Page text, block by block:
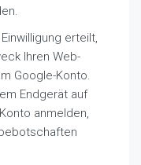
erteilt,
Ihren Web-
Google-Konto.
Endgerät auf
anmelden,